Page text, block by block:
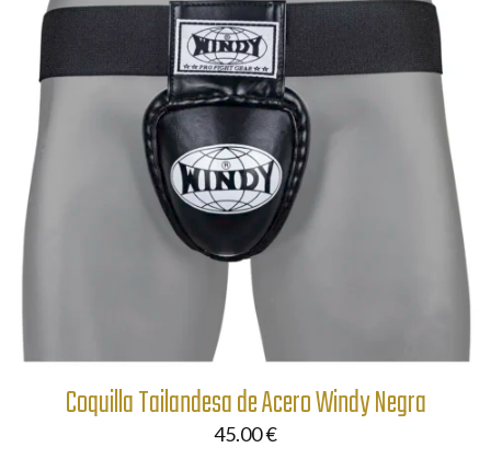
Coquilla Tailandesa de Acero Windy Negra
45.00€